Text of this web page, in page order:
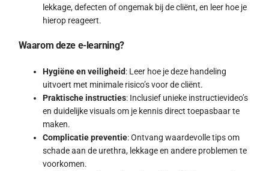
lekkage, defecten of ongemak bij de cliënt, en leer hoe je
hierop reageert.
Waarom deze e-learning?
Hygiëne en veiligheid: Leer hoe je deze handeling
uitvoert met minimale risico’s voor de cliënt.
Praktische instructies: Inclusief unieke instructievideo’s
en duidelijke visuals om je kennis direct toepasbaar te
maken.
Complicatie preventie: Ontvang waardevolle tips om
schade aan de urethra, lekkage en andere problemen te
voorkomen.